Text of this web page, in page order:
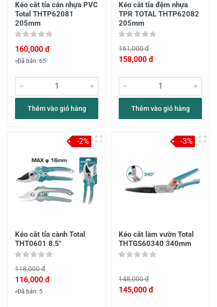
Kéo cắt tỉa cán nhựa PVC
Total THTP62081
205mm
160,000 đ
Đã bán: 65
Thêm vào giỏ hàng
Kéo cắt tỉa đệm nhựa
TPR TOTAL THTP62082
205mm
161,000 đ
158,000 đ
Thêm vào giỏ hàng
Kéo cắt tỉa cành Total
THT0601 8.5"
118,000 đ
116,000 đ
Đã bán: 5
-2%
Kéo cắt làm vườn Total
THTGS60340 340mm
148,000 đ
145,000 đ
-3%